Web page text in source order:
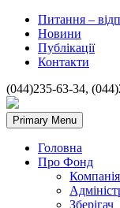
Питання –
Новини
Публікації
Контакти
(044)235-63-34,
Primary Menu
Головна
Про Фонд
Зберігач